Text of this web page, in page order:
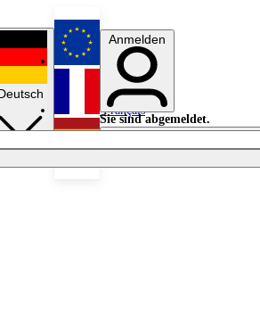
English
Français
Anmelden
Sie sind abgemeldet.
Anmelden
Licht aus